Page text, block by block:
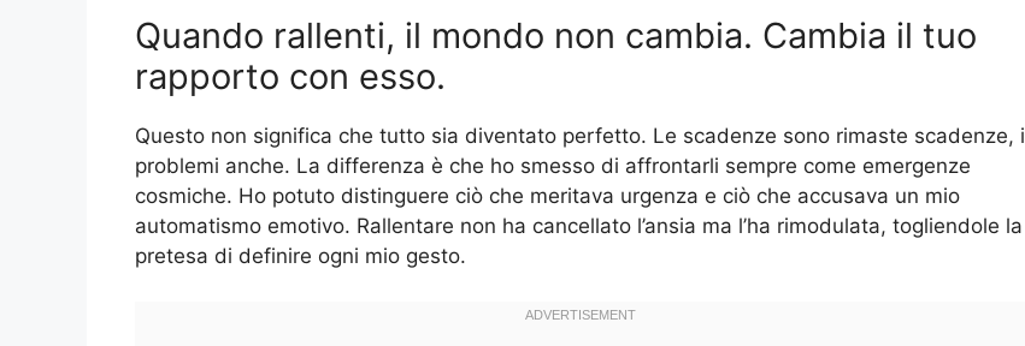
Quando rallenti, il mondo non cambia. Cambia il tuo
rapporto con esso.
Questo non significa che tutto sia diventato perfetto. Le scadenze sono rimaste scadenze, i
problemi anche. La differenza è che ho smesso di affrontarli sempre come emergenze
cosmiche. Ho potuto distinguere ciò che meritava urgenza e ciò che accusava un mio
automatismo emotivo. Rallentare non ha cancellato l’ansia ma l’ha rimodulata, togliendole la
pretesa di definire ogni mio gesto.